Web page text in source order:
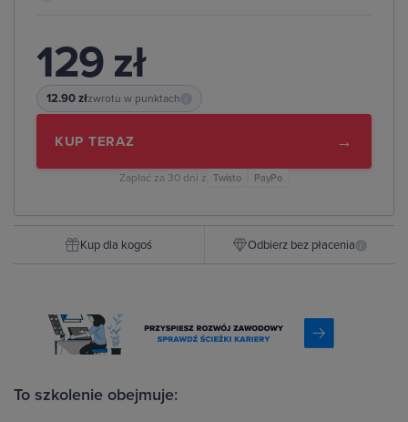
129 zł
12.90 złzwrotu w punktach
KUP TERAZ →
Zapłać za 30 dni z Twisto PayPo
Kup dla kogoś Odbierz bez płacenia i
To szkolenie obejmuje: